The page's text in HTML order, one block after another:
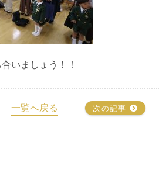
いましょう！！
一覧へ戻る 次の記事